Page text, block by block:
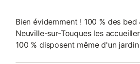
Bien évidemment ! 100 % des
Neuville-sur-Touques les
100 % disposent même d'un